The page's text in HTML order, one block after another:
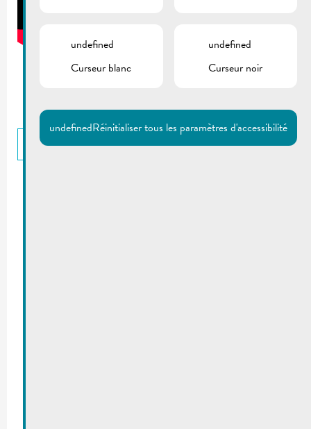
RETOUR
undefined
Curseur blanc
undefined
Curseur noir
undefinedRéinitialiser tous les paramètres d'accessibilité